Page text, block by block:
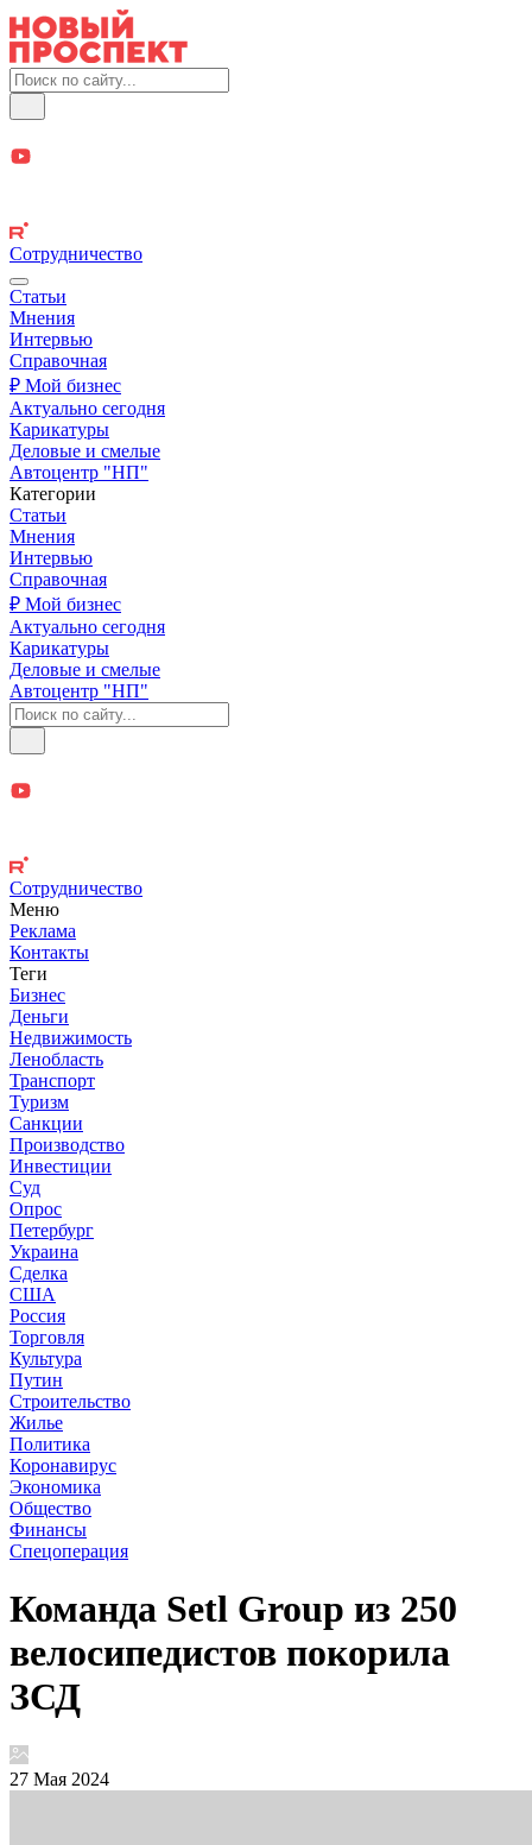
Сотрудничество
Статьи
Мнения
Интервью
Справочная
₽ Мой бизнес
Актуально сегодня
Карикатуры
Деловые и смелые
Автоцентр "НП"
Категории
Статьи
Мнения
Интервью
Справочная
₽ Мой бизнес
Актуально сегодня
Карикатуры
Деловые и смелые
Автоцентр "НП"
Сотрудничество
Меню
Реклама
Контакты
Теги
Бизнес
Деньги
Недвижимость
Ленобласть
Транспорт
Туризм
Санкции
Производство
Инвестиции
Суд
Опрос
Петербург
Украина
Сделка
США
Россия
Торговля
Культура
Путин
Строительство
Жилье
Политика
Коронавирус
Экономика
Общество
Финансы
Спецоперация
Команда Setl Group из 250
велосипедистов покорила
ЗСД
27 Мая 2024